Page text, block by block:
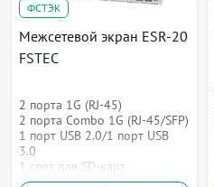
ФСТЭК
Межсетевой экран ESR-20
FSTEC
2 порта 1G (RJ-45)
2 порта Combo 1G (RJ-45/SFP)
1 порт USB 2.0/1 порт USB
3.0
1 слот для SD-карт